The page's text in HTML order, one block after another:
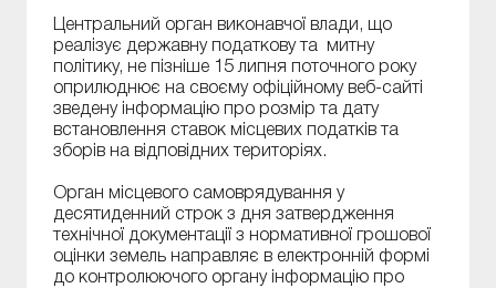
Центральний орган виконавчої влади, що
реалізує державну податкову та митну
політику, не пізніше 15 липня поточного року
оприлюднює на своєму офіційному веб-сайті
зведену інформацію про розмір та дату
встановлення ставок місцевих податків та
зборів на відповідних територіях.
Орган місцевого самоврядування у
десятиденний строк з дня затвердження
технічної документації з нормативної грошової
оцінки земель направляє в електронній формі
до контролюючого органу інформацію про